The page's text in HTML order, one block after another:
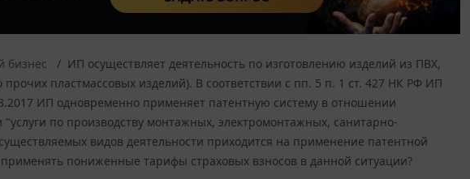
бизнес
ИП осуществляет деятельность по изготовлению изделий из ПВХ,
пластмассовых изделий). В соответствии с пп. 5 п. 1 ст. 427 НК РФ ИП
ИП одновременно применяет патентную систему в отношении
по производству монтажных, электромонтажных, санитарно-
видов деятельности приходится на применение патентной
пониженные тарифы страховых взносов в данной ситуации?